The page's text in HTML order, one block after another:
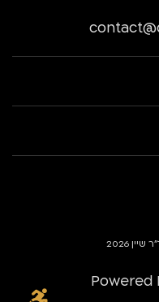
2026
Powered